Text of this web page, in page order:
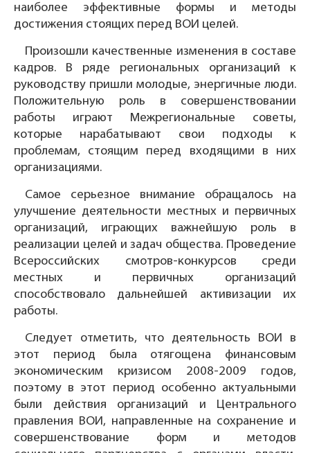
наиболее эффективные формы и методы
достижения стоящих перед ВОИ целей.
Произошли качественные изменения в составе
кадров. В ряде региональных организаций к
руководству пришли молодые, энергичные люди.
Положительную роль в совершенствовании
работы играют Межрегиональные советы,
которые нарабатывают свои подходы к
проблемам, стоящим перед входящими в них
организациями.
Самое серьезное внимание обращалось на
улучшение деятельности местных и первичных
организаций, играющих важнейшую роль в
реализации целей и задач общества. Проведение
Всероссийских смотров-конкурсов среди
местных и первичных организаций
способствовало дальнейшей активизации их
работы.
Следует отметить, что деятельность ВОИ в
этот период была отягощена финансовым
экономическим кризисом 2008-2009 годов,
поэтому в этот период особенно актуальными
были действия организаций и Центрального
правления ВОИ, направленные на сохранение и
совершенствование форм и методов